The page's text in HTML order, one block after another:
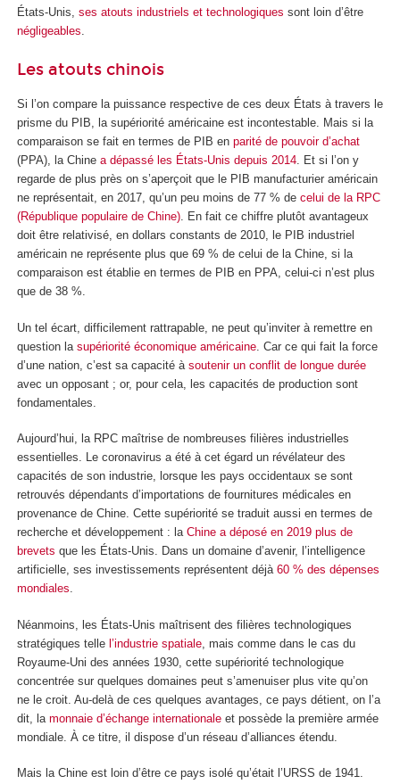
États-Unis, ses atouts industriels et technologiques sont loin d’être
négligeables.
Les atouts chinois
Si l’on compare la puissance respective de ces deux États à travers le
prisme du PIB, la supériorité américaine est incontestable. Mais si la
comparaison se fait en termes de PIB en parité de pouvoir d’achat
(PPA), la Chine a dépassé les États-Unis depuis 2014. Et si l’on y
regarde de plus près on s’aperçoit que le PIB manufacturier américain
ne représentait, en 2017, qu’un peu moins de 77 % de celui de la RPC
(République populaire de Chine). En fait ce chiffre plutôt avantageux
doit être relativisé, en dollars constants de 2010, le PIB industriel
américain ne représente plus que 69 % de celui de la Chine, si la
comparaison est établie en termes de PIB en PPA, celui-ci n’est plus
que de 38 %.
Un tel écart, difficilement rattrapable, ne peut qu’inviter à remettre en
question la supériorité économique américaine . Car ce qui fait la force
d’une nation, c’est sa capacité à soutenir un conflit de longue durée
avec un opposant ; or, pour cela, les capacités de production sont
fondamentales.
Aujourd’hui, la RPC maîtrise de nombreuses filières industrielles
essentielles. Le coronavirus a été à cet égard un révélateur des
capacités de son industrie, lorsque les pays occidentaux se sont
retrouvés dépendants d’importations de fournitures médicales en
provenance de Chine. Cette supériorité se traduit aussi en termes de
recherche et développement : la Chine a déposé en 2019 plus de
brevets que les États-Unis. Dans un domaine d’avenir, l’intelligence
artificielle, ses investissements représentent déjà 60 % des dépenses
mondiales.
Néanmoins, les États-Unis maîtrisent des filières technologiques
stratégiques telle l’industrie spatiale , mais comme dans le cas du
Royaume-Uni des années 1930, cette supériorité technologique
concentrée sur quelques domaines peut s’amenuiser plus vite qu’on
ne le croit. Au-delà de ces quelques avantages, ce pays détient, on l’a
dit, la monnaie d’échange internationale et possède la première armée
mondiale. À ce titre, il dispose d’un réseau d’alliances étendu.
Mais la Chine est loin d’être ce pays isolé qu’était l’URSS de 1941.